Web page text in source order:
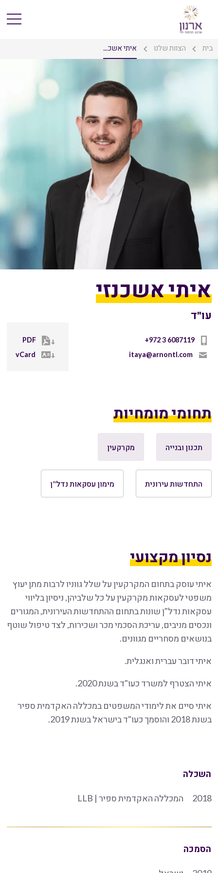
בית הצוות שלנו איתי אשכ...
איתי אשכנזי
עו"ד
+972 3 6087119
itaya@arnontl.com
PDF
vCard
תחומי מומחיות
תכנון ובנייה מקרקעין
התחדשות עירונית מימון עסקאות נדל"ן
נסיון מקצועי
איתי עוסק בתחום המקרקעין על שלל גווניו לרבות מתן יעוץ
משפטי לעסקאות מקרקעין על כל שלביהן, ניסיון בליווי
עסקאות נדל"ן שונות בתחום ההתחדשות העירונית, המגורים
ונכסים מניבים, עריכת הסכמי מכר ושכירות, לצד טיפול שוטף
בנושאים מסחריים מגוונים.
איתי דובר עברית ואנגלית.
איתי הצטרף למשרד כעו"ד בשנת 2020.
איתי סיים את לימודי המשפטים במכללה האקדמית ספיר
בשנת 2018 והוסמך כעו"ד בישראל בשנת 2019.
השכלה
2018 המכללה האקדמית ספיר | LLB
הסמכה